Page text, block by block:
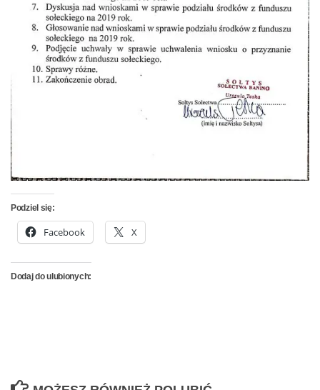
Podziel się:
Facebook X
Dodaj do ulubionych: